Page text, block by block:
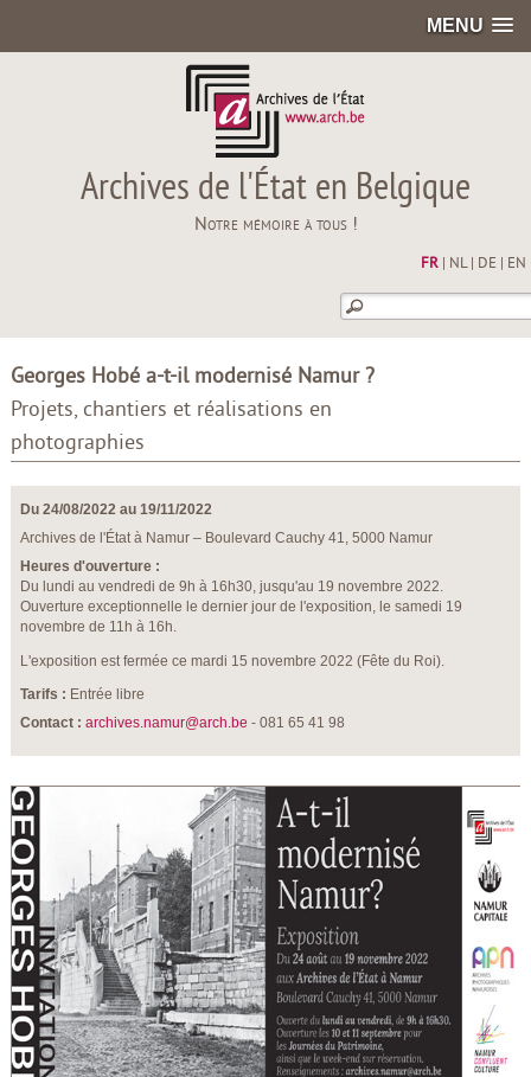
MENU
Archives de l'État en Belgique
Notre mémoire à tous !
FR| NL| DE EN
Georges Hobé a-t-il modernisé Namur ?
Projets, chantiers et réalisations en
photographies
Du 24/08/2022 au 19/11/2022
Archives de l'État à Namur – Boulevard Cauchy 41, 5000 Namur
Heures d'ouverture :
Du lundi au vendredi de 9h à 16h30, jusqu'au 19 novembre 2022.
Ouverture exceptionnelle le dernier jour de l'exposition, le samedi 19
novembre de 11h à 16h.
L'exposition est fermée ce mardi 15 novembre 2022 (Fête du Roi).
Tarifs : Entrée libre
Contact : archives.namur@arch.be - 081 65 41 98